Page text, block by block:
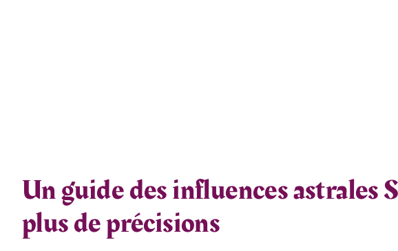
Un guide des influences
plus de précisions